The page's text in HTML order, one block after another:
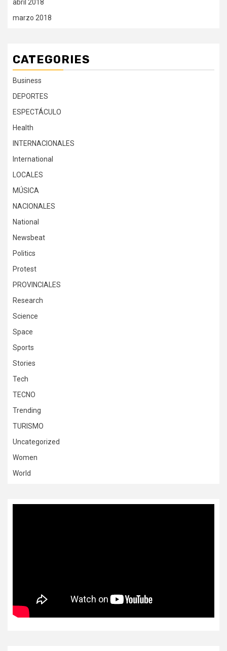
abril 2018
marzo 2018
CATEGORIES
Business
DEPORTES
ESPECTÁCULO
Health
INTERNACIONALES
International
LOCALES
MÚSICA
NACIONALES
National
Newsbeat
Politics
Protest
PROVINCIALES
Research
Science
Space
Sports
Stories
Tech
TECNO
Trending
TURISMO
Uncategorized
Women
World